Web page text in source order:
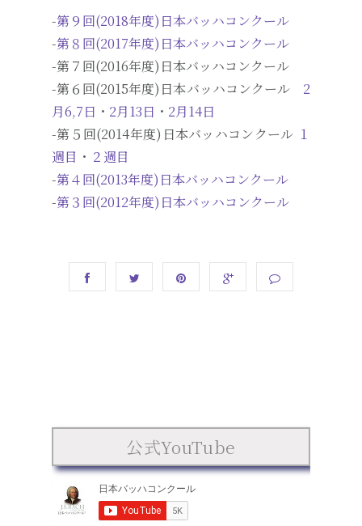
-第９回(2018年度)日本バッハコンクール
-第８回(2017年度)日本バッハコンクール
-第７回(2016年度)日本バッハコンクール
-第６回(2015年度)日本バッハコンクール 2
月6,7日 ・ 2月13日 ・ 2月14日
-第５回(2014年度)日本バッハコンクール １
週目 ・ ２週目
-第４回(2013年度)日本バッハコンクール
-第３回(2012年度)日本バッハコンクール
公式YouTube